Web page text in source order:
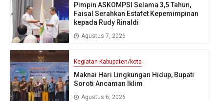
Pimpin ASKOMPSI Selama 3,5 Tahun,
Faisal Serahkan Estafet Kepemimpinan
kepada Rudy Rinaldi
Agustus 7, 2026
Kegiatan Kabupaten/kota
Maknai Hari Lingkungan Hidup, Bupati
Soroti Ancaman Iklim
Agustus 6, 2026